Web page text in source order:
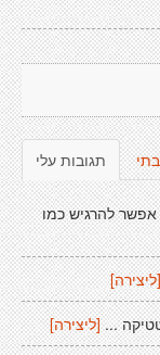
תגובות עלי
להרגיש כמו
[ליצירה]
... [ליצירה]